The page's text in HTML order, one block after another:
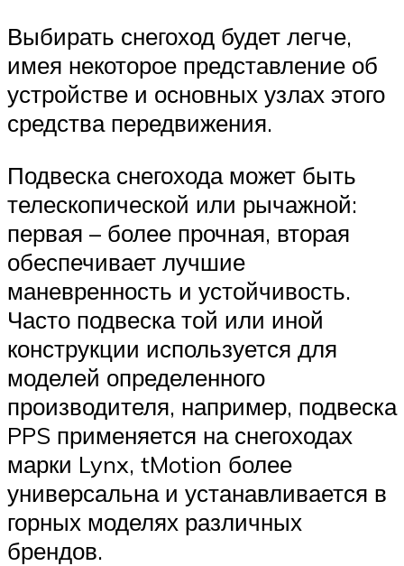
Выбирать снегоход будет легче,
имея некоторое представление об
устройстве и основных узлах этого
средства передвижения.
Подвеска снегохода может быть
телескопической или рычажной:
первая – более прочная, вторая
обеспечивает лучшие
маневренность и устойчивость.
Часто подвеска той или иной
конструкции используется для
моделей определенного
производителя, например, подвеска
PPS применяется на снегоходах
марки Lynx, tMotion более
универсальна и устанавливается в
горных моделях различных
брендов.